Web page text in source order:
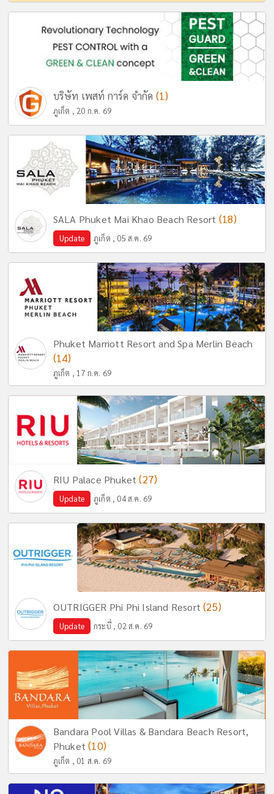
บริษัท เพสท์ การ์ด จำกัด (1)
ภูเก็ต , 20 ก.ค. 69
SALA Phuket Mai Khao Beach Resort (18)
Update ภูเก็ต , 05 ส.ค. 69
Phuket Marriott Resort and Spa Merlin Beach
(14)
ภูเก็ต , 17 ก.ค. 69
RIU Palace Phuket(27)
Update ภูเก็ต , 04 ส.ค. 69
OUTRIGGER Phi Phi Island Resort(25)
Update กระบี่ , 02 ส.ค. 69
Bandara Pool Villas & Bandara Beach Resort,
Phuket(10)
ภูเก็ต , 01 ส.ค. 69